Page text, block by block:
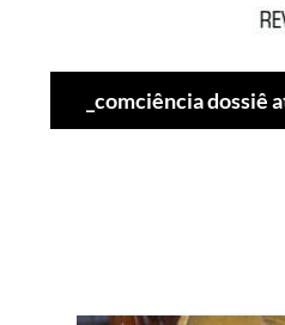
_comciência dossiê